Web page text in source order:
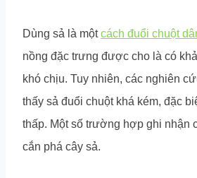
Dùng sả là mộtcách đuổi chuột
nồng đặc trưng được cho là có
khó chịu. Tuy nhiên, các nghiên
thấy sả đuổi chuột khá kém, đặc
thấp. Một số trường hợp ghi nhận
cắn phá cây sả.